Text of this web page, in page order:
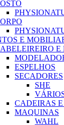
E
E
ESPELHOS
SECADORES
SHE
CADEIRAS
MAQUINAS
WAHL